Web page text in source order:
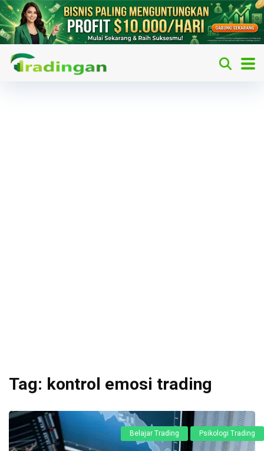
Tag: kontrol emosi trading
Belajar Trading Psikologi Trading